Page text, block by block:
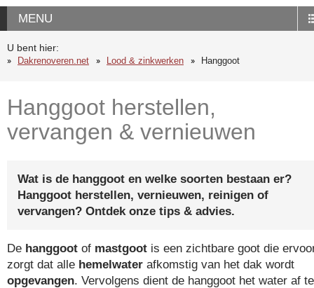
MENU
U bent hier:
Dakrenoveren.net
Lood & zinkwerken Hanggoot
Hanggoot herstellen,
vervangen & vernieuwen
Wat is de hanggoot en welke soorten bestaan er?
Hanggoot herstellen, vernieuwen, reinigen of
vervangen? Ontdek onze tips & advies.
De hanggoot of mastgoot is een zichtbare goot die
zorgt dat alle hemelwater afkomstig van het dak wordt
opgevangen. Vervolgens dient de hanggoot het water af te